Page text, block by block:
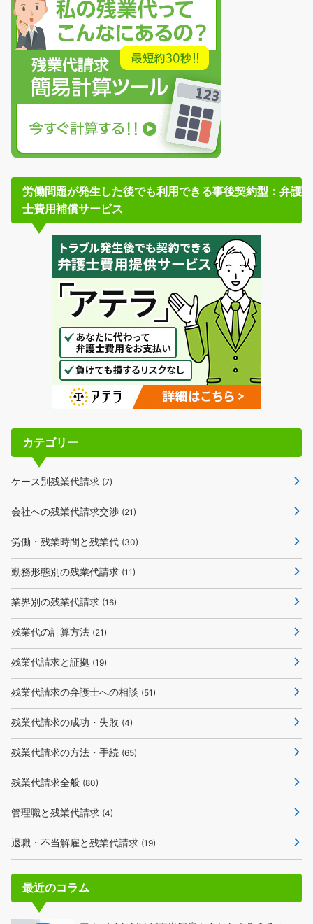
労働問題が発生した後でも利用できる事後契約型：弁護
士費用補償サービス
カテゴリー
ケース別残業代請求 (7)
会社への残業代請求交渉 (21)
労働・残業時間と残業代 (30)
勤務形態別の残業代請求 (11)
業界別の残業代請求 (16)
残業代の計算方法 (21)
残業代請求と証拠 (19)
残業代請求の弁護士への相談 (51)
残業代請求の成功・失敗 (4)
残業代請求の方法・手続 (65)
残業代請求全般 (80)
管理職と残業代請求 (4)
退職・不当解雇と残業代請求 (19)
最近のコラム